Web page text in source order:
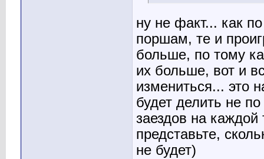
ну не факт... как
поршам, те и
больше, по тому
их больше, вот и
измениться... это
будет делить не
заездов на каждой
представьте,
не будет)